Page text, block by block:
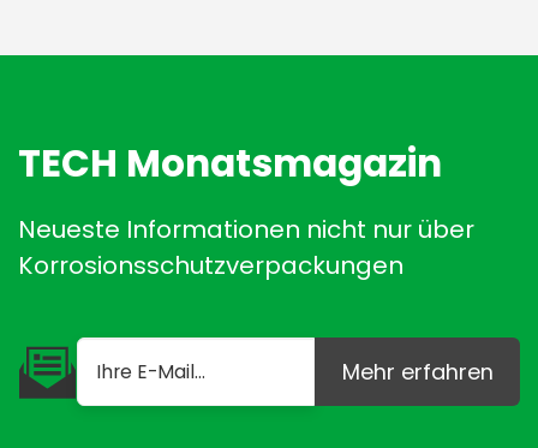
TECH Monatsmagazin
Neueste Informationen nicht nur über
Korrosionsschutzverpackungen
Mehr erfahren